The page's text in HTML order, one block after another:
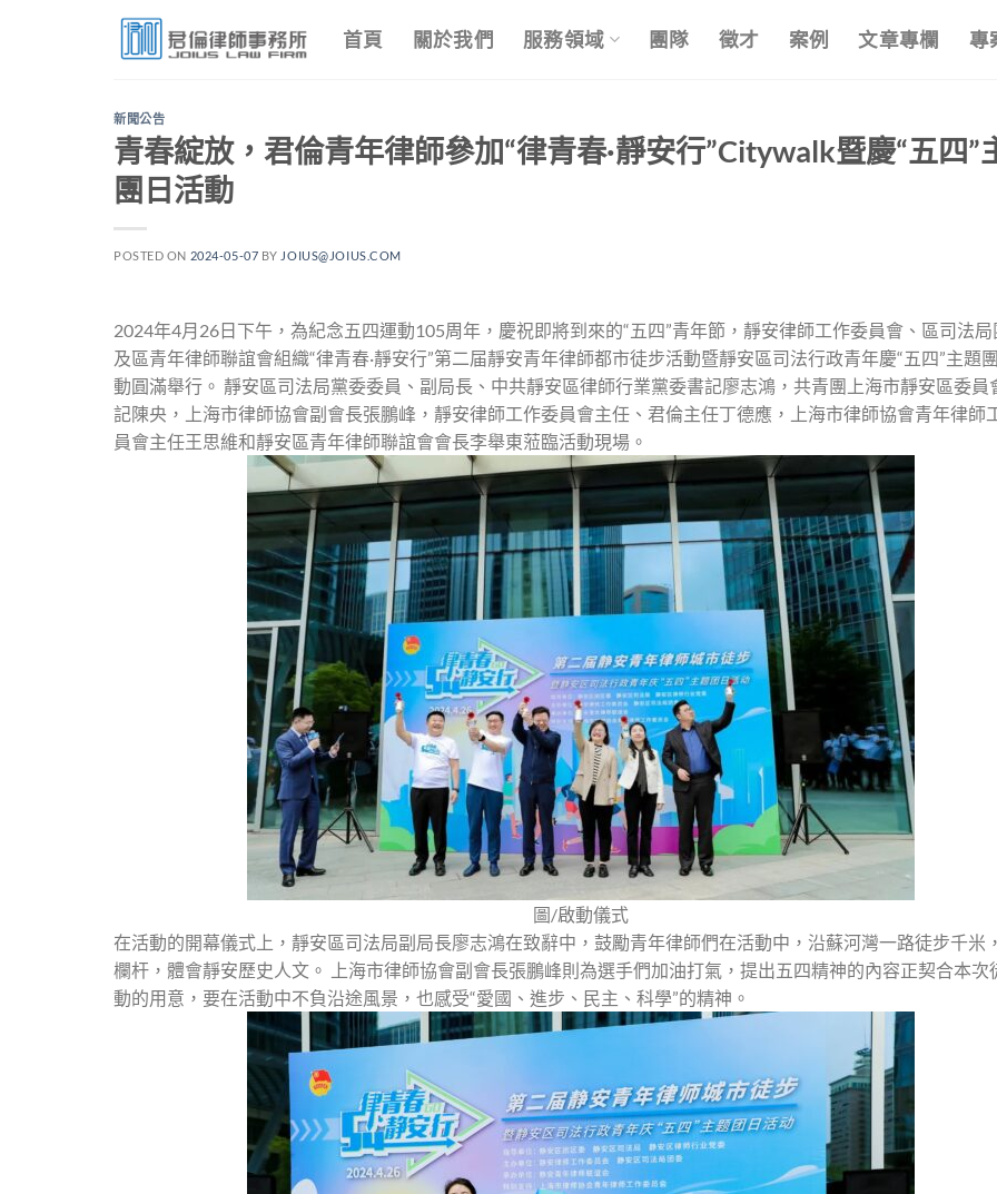
首頁 關於我們 服務領域 團隊 徵才 案例 文章專欄 專
新聞公告
青春綻放，君倫青年律師參加“律青春·靜安行”Citywalk暨慶“五四”
團日活動
POSTED ON 2024-05-07 BY JOIUS@JOIUS.COM
2024年4月26日下午，為紀念五四運動105周年，慶祝即將到來的“五四”青年節，靜安律師工作委員會、區司法
及區青年律師聯誼會組織“律青春·靜安行”第二届靜安青年律師都市徒步活動暨靜安區司法行政青年慶“五四”主題
動圓滿舉行。 靜安區司法局黨委委員、副局長、中共靜安區律師行業黨委書記廖志鴻，共青團上海市靜安區委員
記陳央，上海市律師協會副會長張鵬峰，靜安律師工作委員會主任、君倫主任丁德應，上海市律師協會青年律師
員會主任王思維和靜安區青年律師聯誼會會長李舉東蒞臨活動現場。
圖/啟動儀式
在活動的開幕儀式上，靜安區司法局副局長廖志鴻在致辭中，鼓勵青年律師們在活動中，沿蘇河灣一路徒步千米
欄杆，體會靜安歷史人文。 上海市律師協會副會長張鵬峰則為選手們加油打氣，提出五四精神的內容正契合本次
動的用意，要在活動中不負沿途風景，也感受“愛國、進步、民主、科學”的精神。